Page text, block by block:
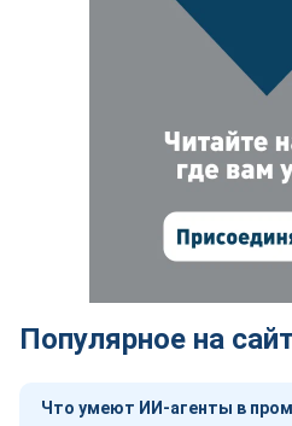
Популярное на
Что умеют ИИ-агенты в